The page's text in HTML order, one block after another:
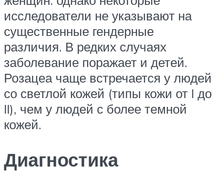
исследователи не указывают на
существенные гендерные
различия. В редких случаях
заболевание поражает и детей.
Розацеа чаще встречается у людей
со светлой кожей (типы кожи от I до
II), чем у людей с более темной
кожей.
Диагностика